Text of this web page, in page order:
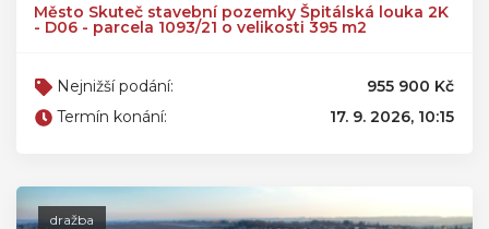
Město Skuteč stavební pozemky Špitálská louka 2K
- D06 - parcela 1093/21 o velikosti 395 m2
Nejnižší podání:
955 900 Kč
Termín konání:
17. 9. 2026, 10:15
dražba